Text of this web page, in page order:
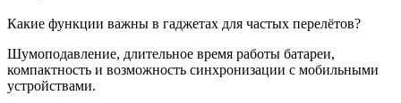
Какие функции важны в гаджетах для частых перелётов?
Шумоподавление, длительное время работы батареи,
компактность и возможность синхронизации с мобильными
устройствами.